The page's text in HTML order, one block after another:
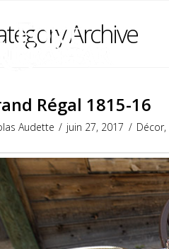
Archive
Régal 1815-16
Audette juin 27, 2017 Décor,